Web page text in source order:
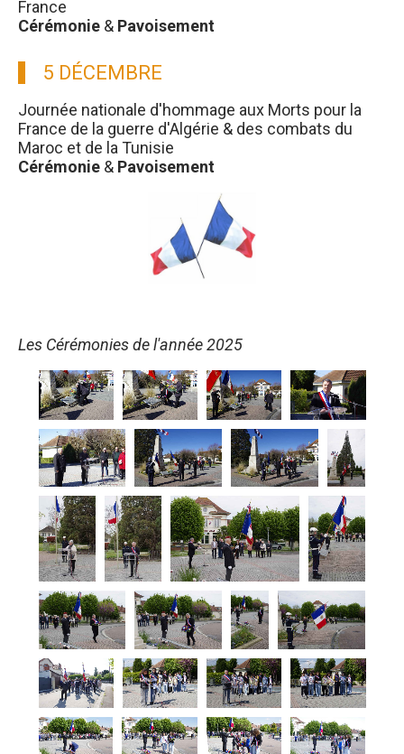
France
Cérémonie & Pavoisement
5 DÉCEMBRE
Journée nationale d'hommage aux Morts pour la
France de la guerre d'Algérie & des combats du
Maroc et de la Tunisie
Cérémonie & Pavoisement
Les Cérémonies de l'année 2025